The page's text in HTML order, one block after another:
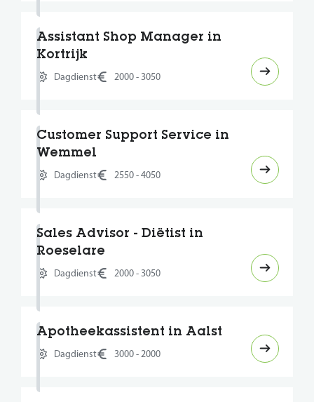
Assistant Shop Manager in
Kortrijk
Dagdienst 2000 - 3050
Customer Support Service in
Wemmel
Dagdienst 2550 - 4050
Sales Advisor - Diëtist in
Roeselare
Dagdienst 2000 - 3050
Apotheekassistent in Aalst
Dagdienst 3000 - 2000